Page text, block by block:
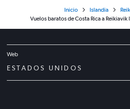
Inicio Islandia
Vuelos baratos de Costa Rica a
Web
ESTADOS UNIDOS